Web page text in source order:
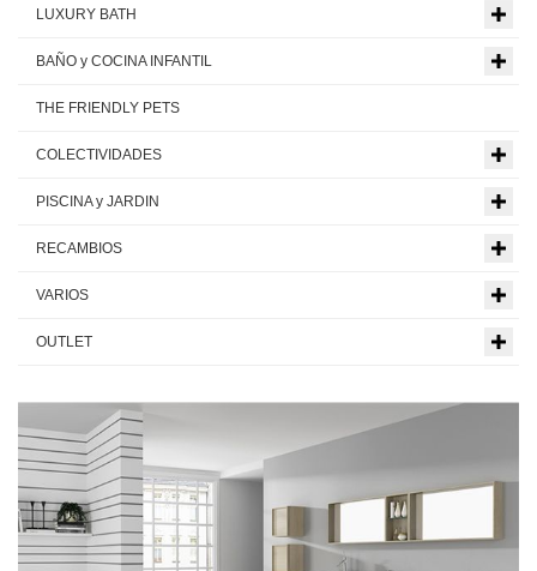
LUXURY BATH
BAÑO y COCINA INFANTIL
THE FRIENDLY PETS
COLECTIVIDADES
PISCINA y JARDIN
RECAMBIOS
VARIOS
OUTLET